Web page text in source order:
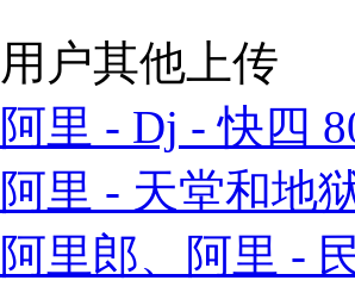
用户其他上传
阿里 - Dj - 快四
阿里 - 天堂和地
阿里郎、阿里 -